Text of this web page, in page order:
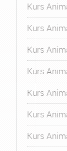
Kurs
Kurs
Kurs
Kurs
Kurs
Kurs
Kurs